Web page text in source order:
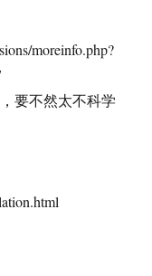
moreinfo.php?
要不然太不科学